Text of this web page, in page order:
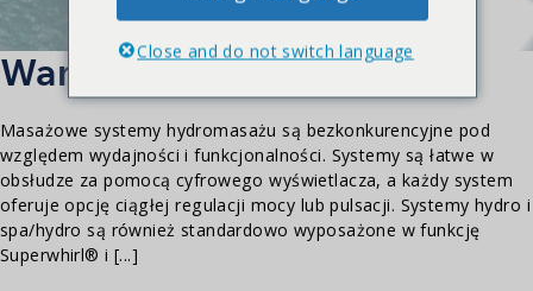
Wanny z hydromasażem
Masażowe systemy hydromasażu są bezkonkurencyjne pod
względem wydajności i funkcjonalności. Systemy są łatwe w
obsłudze za pomocą cyfrowego wyświetlacza, a każdy system
oferuje opcję ciągłej regulacji mocy lub pulsacji. Systemy hydro i
spa/hydro są również standardowo wyposażone w funkcję
Superwhirl® i [...]
Close and do not switch language